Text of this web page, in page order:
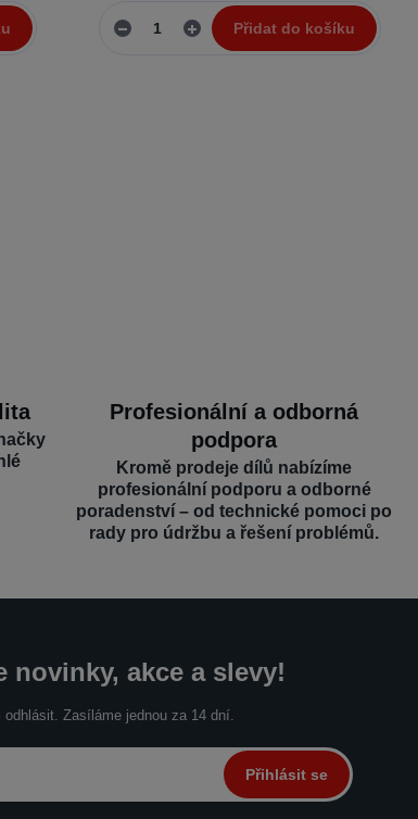
Přidat do košíku
Profesionální a odborná
podpora
Kromě prodeje dílů nabízíme
profesionální podporu a odborné
poradenství – od technické pomoci po
rady pro údržbu a řešení problémů.
novinky, akce a slevy!
odhlásit. Zasíláme jednou za 14 dní.
Přihlásit se